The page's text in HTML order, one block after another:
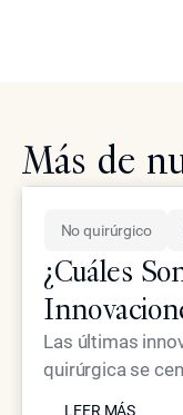
Más de
No quirúrgico
¿Cuáles
No
Élite?
Las últimas
quirúrgica se
y en
LEER MÁS